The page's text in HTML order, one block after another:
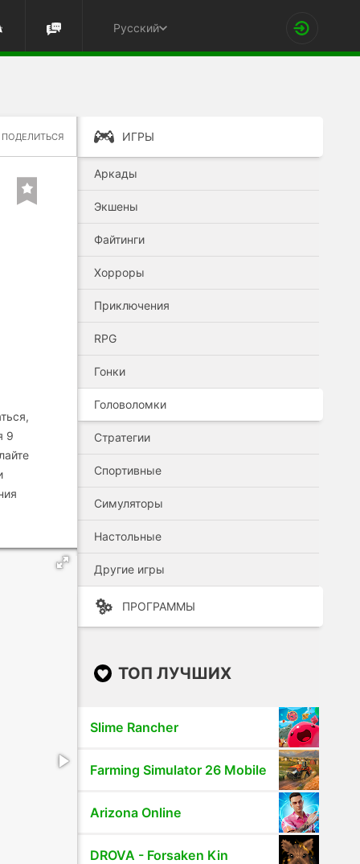
Русский
ПОДЕЛИТЬСЯ
9
ИГРЫ
Аркады
Экшены
Файтинги
Хорроры
Приключения
RPG
Гонки
Головоломки
Стратегии
Спортивные
Симуляторы
Настольные
Другие игры
ПРОГРАММЫ
ТОП ЛУЧШИХ
Slime Rancher
Farming Simulator 26 Mobile
Arizona Online
DROVA - Forsaken Kin